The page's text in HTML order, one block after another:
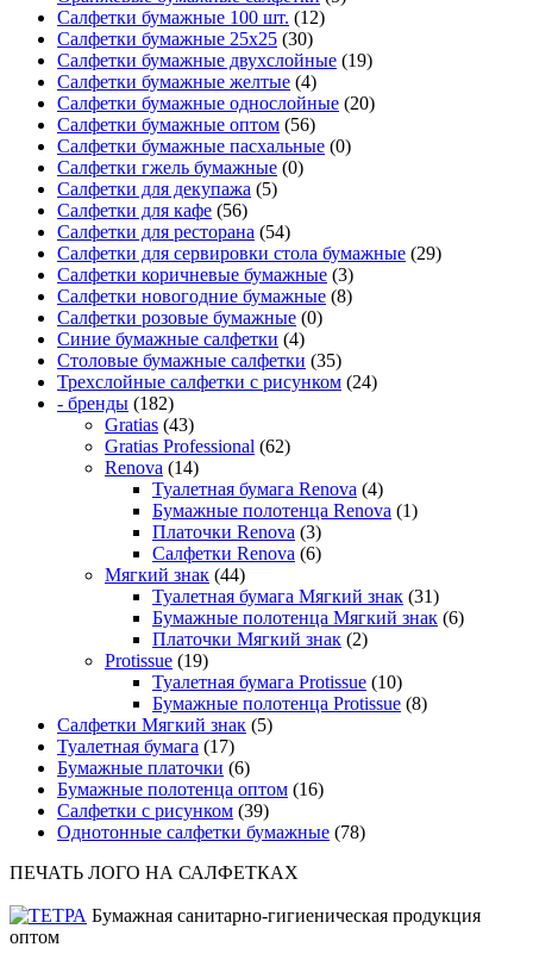
Салфетки бумажные 100 шт. (12)
Салфетки бумажные 25х25 (30)
Салфетки бумажные двухслойные (19)
Салфетки бумажные желтые (4)
Салфетки бумажные однослойные (20)
Салфетки бумажные оптом (56)
Салфетки бумажные пасхальные (0)
Салфетки гжель бумажные (0)
Салфетки для декупажа (5)
Салфетки для кафе (56)
Салфетки для ресторана (54)
Салфетки для сервировки стола бумажные (29)
Салфетки коричневые бумажные (3)
Салфетки новогодние бумажные (8)
Салфетки розовые бумажные (0)
Синие бумажные салфетки (4)
Столовые бумажные салфетки (35)
Трехслойные салфетки с рисунком (24)
- бренды (182)
Gratias (43)
Gratias Professional (62)
Renova (14)
Туалетная бумага Renova (4)
Бумажные полотенца Renova (1)
Платочки Renova (3)
Салфетки Renova (6)
Мягкий знак (44)
Туалетная бумага Мягкий знак (31)
Бумажные полотенца Мягкий знак (6)
Платочки Мягкий знак (2)
Protissue (19)
Туалетная бумага Protissue (10)
Бумажные полотенца Protissue (8)
Салфетки Мягкий знак (5)
Туалетная бумага (17)
Бумажные платочки (6)
Бумажные полотенца оптом (16)
Салфетки с рисунком (39)
Однотонные салфетки бумажные (78)
ПЕЧАТЬ ЛОГО НА САЛФЕТКАХ
Бумажная санитарно-гигиеническая продукция
оптом